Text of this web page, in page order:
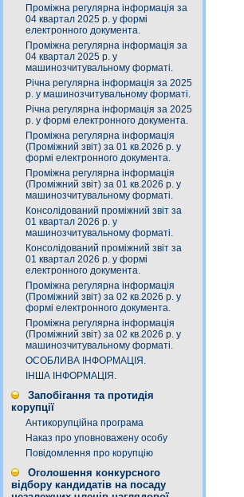
Проміжна регулярна інформація за
04 квартал 2025 р. у формі
електронного документа.
Проміжна регулярна інформація за
04 квартал 2025 р. у
машинозчитувальному форматі.
Річна регулярна інформація за 2025
р. у машинозчитувальному форматі.
Річна регулярна інформація за 2025
р. у формі електронного документа.
Проміжна регулярна інформація
(Проміжний звіт) за 01 кв.2026 р. у
формі електронного документа.
Проміжна регулярна інформація
(Проміжний звіт) за 01 кв.2026 р. у
машинозчитувальному форматі.
Консолідований проміжний звіт за
01 квартал 2026 р. у
машинозчитувальному форматі.
Консолідований проміжний звіт за
01 квартал 2026 р. у формі
електронного документа.
Проміжна регулярна інформація
(Проміжний звіт) за 02 кв.2026 р. у
формі електронного документа.
Проміжна регулярна інформація
(Проміжний звіт) за 02 кв.2026 р. у
машинозчитувальному форматі.
ОСОБЛИВА ІНФОРМАЦІЯ.
ІНША ІНФОРМАЦІЯ.
Запобігання та протидія
корупції
Антикорупційна програма
Наказ про уповноважену особу
Повідомлення про корупцію
Оголошення конкурсного
відбору кандидатів на посаду